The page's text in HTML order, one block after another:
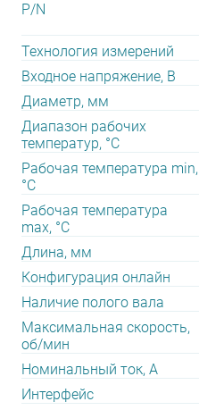
P/N
Технология измерений
Входное напряжение, В
Диаметр, мм
Диапазон рабочих
температур, °С
Рабочая температура min,
°С
Рабочая температура
max, °С
Длина, мм
Конфигурация онлайн
Наличие полого вала
Максимальная скорость,
об/мин
Номинальный ток, А
Интерфейс